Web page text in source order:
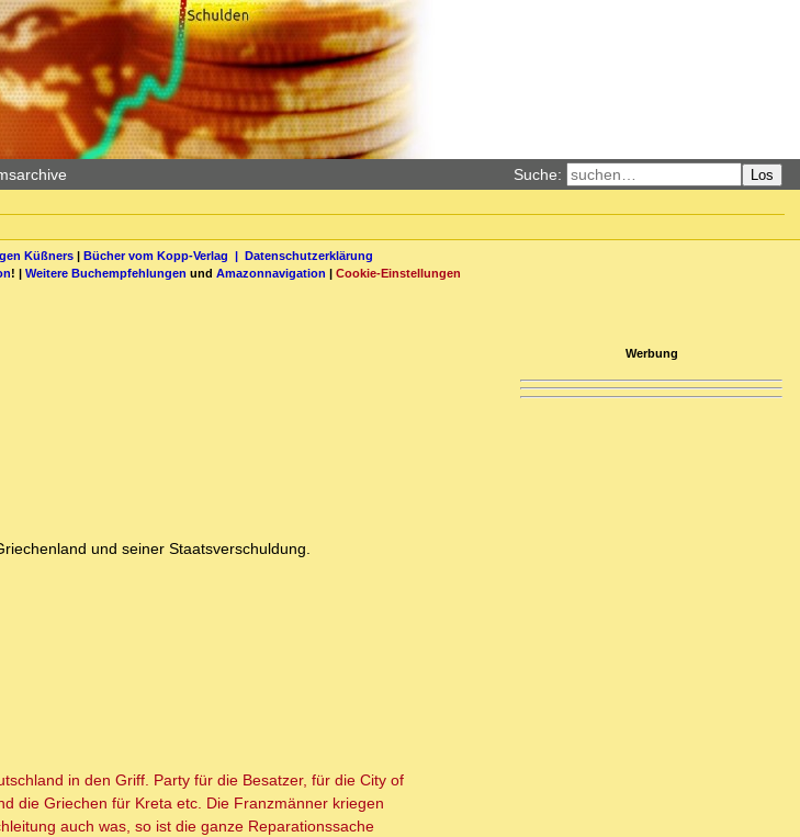
Suche: Los
Küßners| Bücher vom Kopp-Verlag | Datenschutzerklärung
! | Weitere Buchempfehlungen und Amazonnavigation | Cookie-Einstellungen
und seiner Staatsverschuldung.
in den Griff. Party für die Besatzer, für die City of
die Griechen für Kreta etc. Die Franzmänner kriegen
auch was, so ist die ganze Reparationssache
Werbung